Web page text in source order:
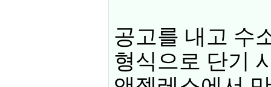
공고를 내고 수
형식으로 단기